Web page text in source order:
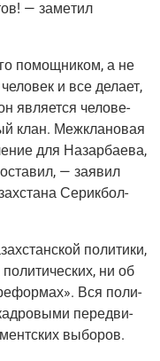
— заме­тил
помощ­ни­ком, а не
и все дела­ет,
явля­ет­ся чело­ве­
клан. Меж­кла­но­вая
для Назар­ба­е­ва,
— заявил
Серик­бол­
поли­ти­ки,
ни об
Вся поли­
пере­дви­
выборов.